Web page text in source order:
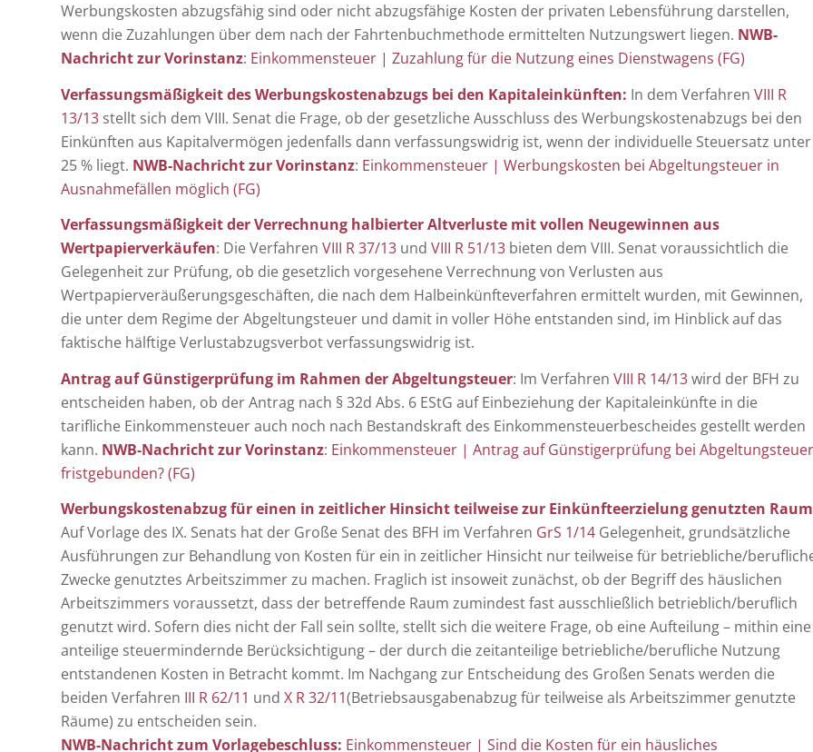
Werbungskosten abzugsfähig sind oder nicht abzugsfähige Kosten der privaten Lebensführung darstellen,
wenn die Zuzahlungen über dem nach der Fahrtenbuchmethode ermittelten Nutzungswert liegen. NWB-
Nachricht zur Vorinstanz: Einkommensteuer | Zuzahlung für die Nutzung eines Dienstwagens (FG)
Verfassungsmäßigkeit des Werbungskostenabzugs bei den Kapitaleinkünften: In dem Verfahren VIII R
13/13 stellt sich dem VIII. Senat die Frage, ob der gesetzliche Ausschluss des Werbungskostenabzugs bei den
Einkünften aus Kapitalvermögen jedenfalls dann verfassungswidrig ist, wenn der individuelle Steuersatz unter
25 % liegt. NWB-Nachricht zur Vorinstanz: Einkommensteuer | Werbungskosten bei Abgeltungsteuer in
Ausnahmefällen möglich (FG)
Verfassungsmäßigkeit der Verrechnung halbierter Altverluste mit vollen Neugewinnen aus
Wertpapierverkäufen: Die Verfahren VIII R 37/13 und VIII R 51/13 bieten dem VIII. Senat voraussichtlich die
Gelegenheit zur Prüfung, ob die gesetzlich vorgesehene Verrechnung von Verlusten aus
Wertpapierveräußerungsgeschäften, die nach dem Halbeinkünfteverfahren ermittelt wurden, mit Gewinnen,
die unter dem Regime der Abgeltungsteuer und damit in voller Höhe entstanden sind, im Hinblick auf das
faktische hälftige Verlustabzugsverbot verfassungswidrig ist.
Antrag auf Günstigerprüfung im Rahmen der Abgeltungsteuer: Im Verfahren VIII R 14/13wird der BFH zu
entscheiden haben, ob der Antrag nach § 32d Abs. 6 EStG auf Einbeziehung der Kapitaleinkünfte in die
tarifliche Einkommensteuer auch noch nach Bestandskraft des Einkommensteuerbescheides gestellt werden
kann. NWB-Nachricht zur Vorinstanz: Einkommensteuer | Antrag auf Günstigerprüfung bei Abgeltungsteuer
fristgebunden? (FG)
Werbungskostenabzug für einen in zeitlicher Hinsicht teilweise zur Einkünfteerzielung genutzten Raum
Auf Vorlage des IX. Senats hat der Große Senat des BFH im Verfahren GrS 1/14 Gelegenheit, grundsätzliche
Ausführungen zur Behandlung von Kosten für ein in zeitlicher Hinsicht nur teilweise für betriebliche/
Zwecke genutztes Arbeitszimmer zu machen. Fraglich ist insoweit zunächst, ob der Begriff des häuslichen
Arbeitszimmers voraussetzt, dass der betreffende Raum zumindest fast ausschließlich betrieblich/beruflich
genutzt wird. Sofern dies nicht der Fall sein sollte, stellt sich die weitere Frage, ob eine Aufteilung – mithin eine
anteilige steuermindernde Berücksichtigung – der durch die zeitanteilige betriebliche/berufliche Nutzung
entstandenen Kosten in Betracht kommt. Im Nachgang zur Entscheidung des Großen Senats werden die
beiden Verfahren III R 62/11 und X R 32/11(Betriebsausgabenabzug für teilweise als Arbeitszimmer genutzte
Räume) zu entscheiden sein.
NWB-Nachricht zum Vorlagebeschluss: Einkommensteuer | Sind die Kosten für ein häusliches